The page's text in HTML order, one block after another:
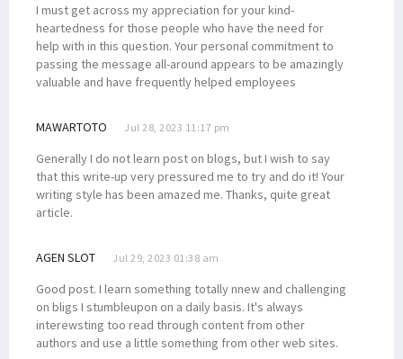
I must get across my appreciation for your kind-
heartedness for those people who have the need for
help with in this question. Your personal commitment to
passing the message all-around appears to be amazingly
valuable and have frequently helped employees
MAWARTOTO Jul 28, 2023 11:17 pm
Generally I do not learn post on blogs, but I wish to say
that this write-up very pressured me to try and do it! Your
writing style has been amazed me. Thanks, quite great
article.
AGEN SLOT Jul 29, 2023 01:38 am
Good post. I learn something totally nnew and challenging
on bligs I stumbleupon on a daily basis. It's always
interewsting too read through content from other
authors and use a little something from other web sites.